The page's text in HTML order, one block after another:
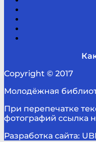
Copyright © 2017
Молодёжная
При перепечатке
фотографий ссылка
Разработка сайта: